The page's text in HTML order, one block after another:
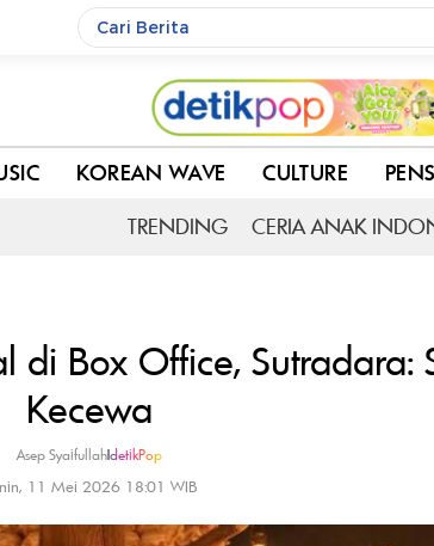
KOREAN WAVE CULTURE
TRENDING
CERIA ANAK
Saya Kecewa
di Box Office, Sutradara:
Kecewa
Asep Syaifullah|detikPop
11 Mei 2026 18:01 WIB